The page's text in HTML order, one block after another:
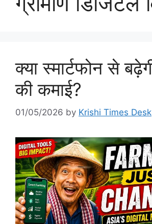
क्या स्मार्टफोन से
की कमाई?
01/05/2026 by Krishi Times Desk